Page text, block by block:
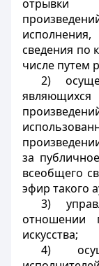
отрывки
сведения по
числе путем
2)
за
всеобщего
эфир такого
3)
отношении
искусства;
4)